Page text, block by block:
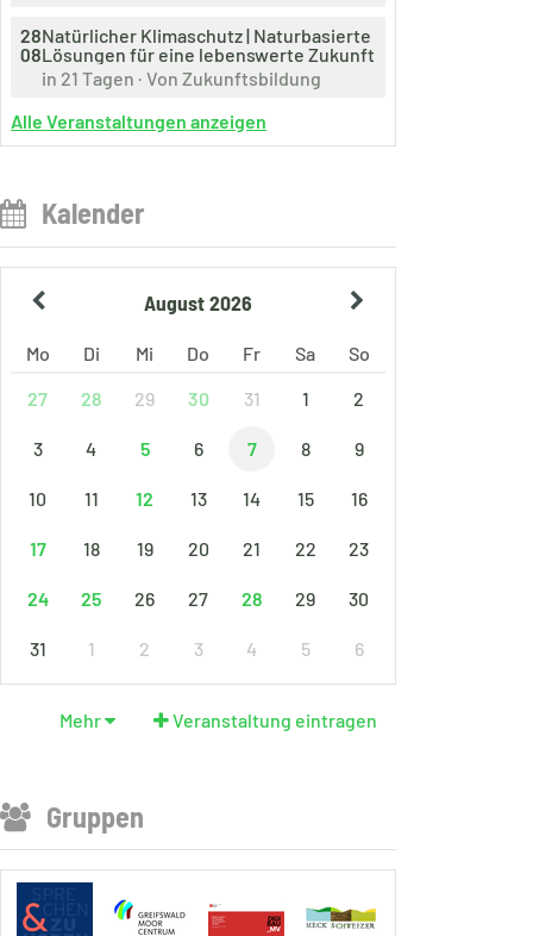
Am
28
08
Natürlicher Klimaschutz | Naturbasierte
Lösungen für eine lebenswerte Zukunft
in 21 Tagen Veranstaltet
· Von Zukunftsbildung
Alle Veranstaltungen anzeigen
Kalender
August 2026
Mo Di Mi Do Fr Sa So
27 28 29 30 31 1 2
3 4 5 6 7 8 9
10 11 12 13 14 15 16
17 18 19 20 21 22 23
24 25 26 27 28 29 30
31 1 2 3 4 5 6
Mehr Veranstaltung eintragen
Gruppen